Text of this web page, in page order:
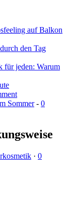
auf Balkon
den Tag
für jeden: Warum
Sommer- 0
· 0